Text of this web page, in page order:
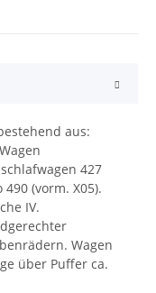
aus:
427
(vorm. X05).
IV.
Wagen
über Puffer ca.